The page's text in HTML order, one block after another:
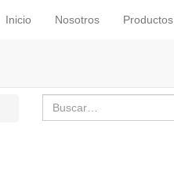
Inicio Nosotros Productos